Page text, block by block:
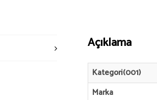
Açıklama
Kategori(001)
Marka